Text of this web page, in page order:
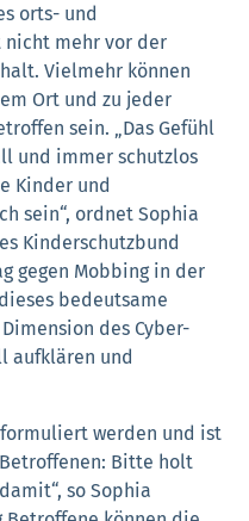
orts- und
nicht mehr vor der
Vielmehr können
Ort und zu jeder
sein. „Das Gefühl
und immer schutzlos
Kinder und
sein“, ordnet Sophia
Kinderschutzbund
gegen Mobbing in der
bedeutsame
des Cyber-
aufklären und
werden und ist
Bitte holt
so Sophia